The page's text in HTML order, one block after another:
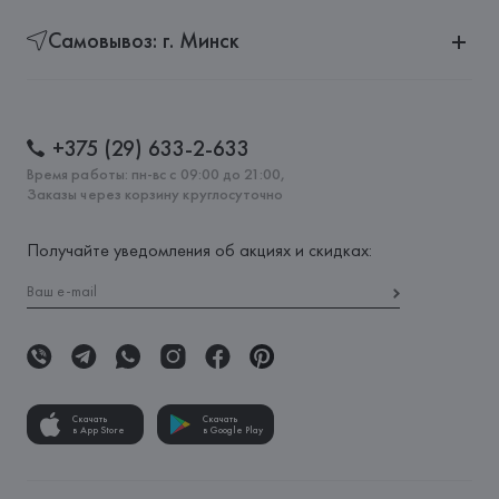
Самовывоз: г. Минск
+375 (29) 633-2-633
Время работы: пн-вс с 09:00 до 21:00,
Заказы через корзину круглосуточно
Получайте уведомления об акциях и скидках:
Скачать
в App Store
Скачать
в Google Play